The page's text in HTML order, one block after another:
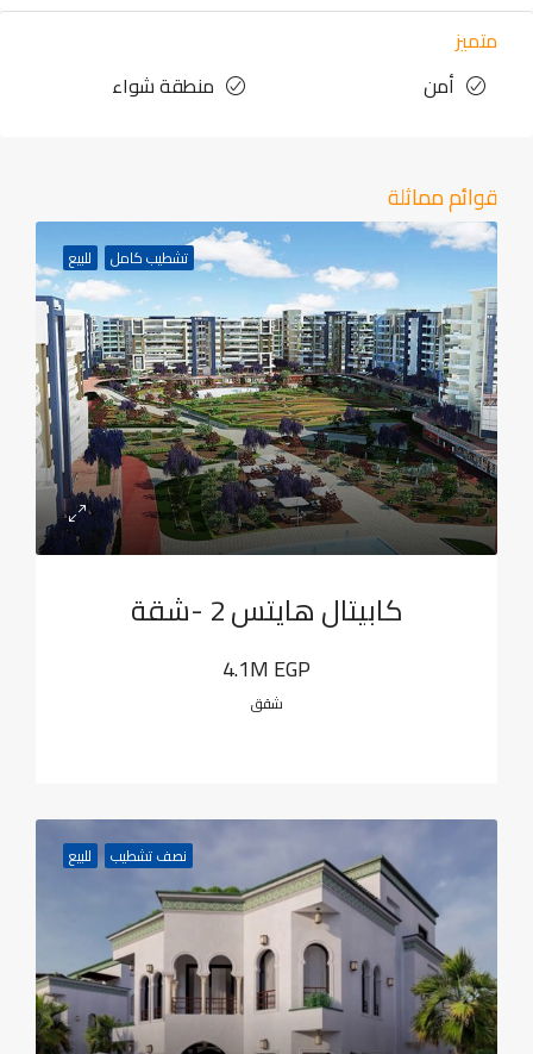
متميز
أمن
منطقة شواء
قوائم مماثلة
تشطيب كامل للبيع
كابيتال هايتس 2 -شقة
4.1M EGP
شقق
نصف تشطيب للبيع